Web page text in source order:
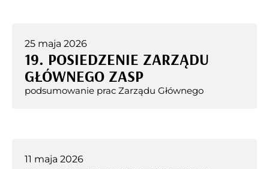
25 maja 2026
19. POSIEDZENIE ZARZĄDU
GŁÓWNEGO ZASP
podsumowanie prac Zarządu Głównego
11 maja 2026